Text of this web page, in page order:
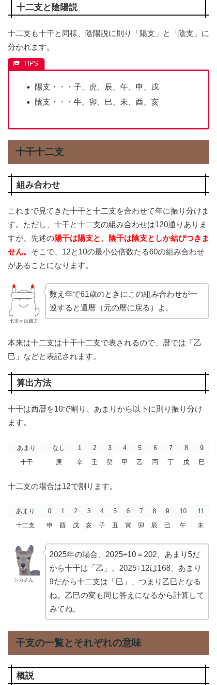
十二支と陰陽説
十二支も十干と同様、陰陽説に則り「陽支」と「陰支」に
分かれます。
陽支・・・子、虎、辰、午、申、戌
陰支・・・牛、卯、巳、未、酉、亥
十干十二支
組み合わせ
これまで見てきた十干と十二支を合わせて年に振り分けま
す。ただし、十干と十二支の組み合わせは120通りありま
すが、先述の陽干は陽支と、陰干は陰支としか結びつきま
せん。 そこで、12と10の最小公倍数たる60の組み合わせ
があることになります。
七里ヶ浜親方
数え年で61歳のときにこの組み合わせが一
巡すると還暦（元の暦に戻る）よ。
本来は十二支は十干十二支で表されるので、暦では「乙
巳」などと表記されます。
算出方法
十干は西暦を10で割り、あまりから以下に則り振り分け
ます。
あまり なし 1 2 3 4 5 6 7 8
9
十干
庚 辛 壬 癸 甲 乙 丙 丁 戊 巳
十二支の場合は12で割ります。
あまり 0 1 2 3 4 5 6 7 8 9 10
11
十二支
申 酉 戊 亥 子 丑 寅 卯 辰 巳 午 未
シカさん
2025年の場合、2025÷10＝202、あまり5だ
から十干は「乙」、2025÷12は168、あまり
9だから十二支は「巳」、つまり乙巳となる
ね。乙巳の変も同じ答えになるから計算して
みてね。
干支の一覧とそれぞれの意味
概説